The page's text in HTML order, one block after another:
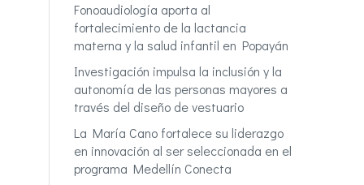
Fonoaudiología aporta al
fortalecimiento de la lactancia
materna y la salud infantil en Popayán
Investigación impulsa la inclusión y la
autonomía de las personas mayores a
través del diseño de vestuario
La María Cano fortalece su liderazgo
en innovación al ser seleccionada en el
programa Medellín Conecta